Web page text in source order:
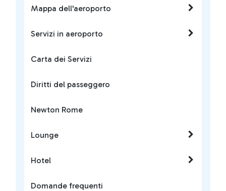
Mappa dell'aeroporto
Servizi in aeroporto
Carta dei Servizi
Diritti del passeggero
Newton Rome
Lounge
Hotel
Domande frequenti